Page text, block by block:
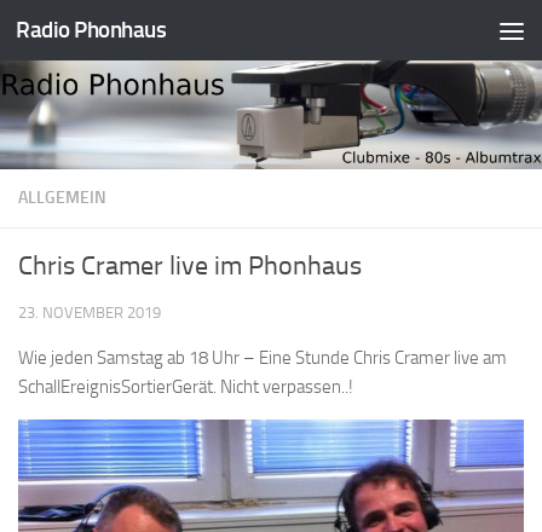
Zum Inhalt springen
Radio Phonhaus
ALLGEMEIN
Chris Cramer live im Phonhaus
23. NOVEMBER 2019
Wie jeden Samstag ab 18 Uhr – Eine Stunde Chris Cramer live am
SchallEreignisSortierGerät. Nicht verpassen..!